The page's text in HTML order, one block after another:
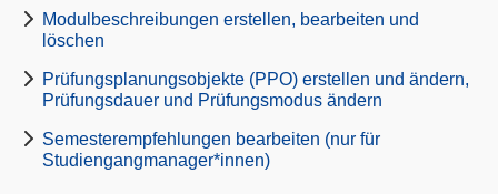
Modulbeschreibungen erstellen, bearbeiten und
löschen
Prüfungsplanungsobjekte (PPO) erstellen und ändern,
Prüfungsdauer und Prüfungsmodus ändern
Semesterempfehlungen bearbeiten (nur für
Studiengangmanager*innen)